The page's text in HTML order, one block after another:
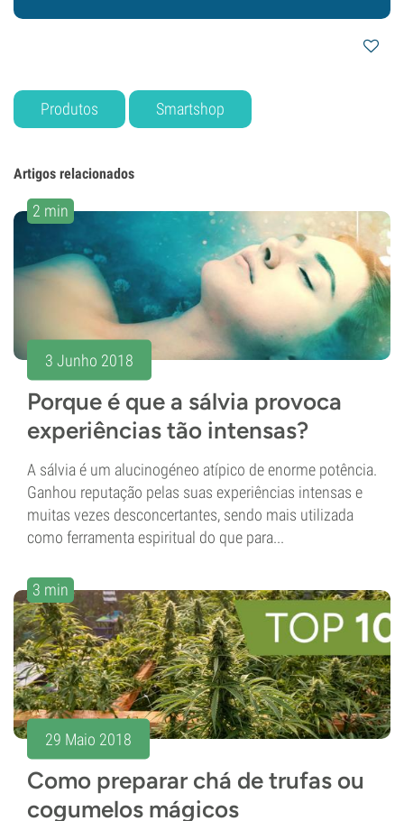
Produtos Smartshop
Artigos relacionados
2 min
3 Junho 2018
Porque é que a sálvia provoca
experiências tão intensas?
A sálvia é um alucinogéneo atípico de enorme potência.
Ganhou reputação pelas suas experiências intensas e
muitas vezes desconcertantes, sendo mais utilizada
como ferramenta espiritual do que para...
3 min
29 Maio 2018
Como preparar chá de trufas ou
cogumelos mágicos